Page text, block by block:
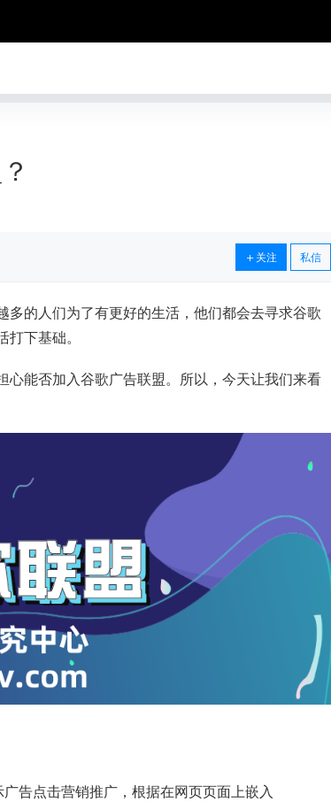
关注 私信
的人们为了有更好的生活，他们都会去寻求谷歌
下基础。
能否加入谷歌广告联盟。所以，今天让我们来看
告点击营销推广，根据在网页页面上嵌入